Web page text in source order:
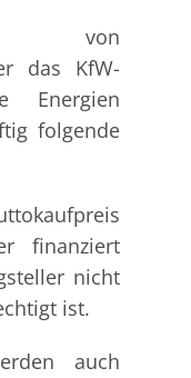
von
das KfW-
Energien
folgende
finanziert
nicht
ist.
auch